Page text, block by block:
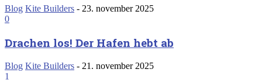
Blog Kite Builders - 23. november 2025
0
Drachen los! Der Hafen hebt ab
Blog Kite Builders - 21. november 2025
1